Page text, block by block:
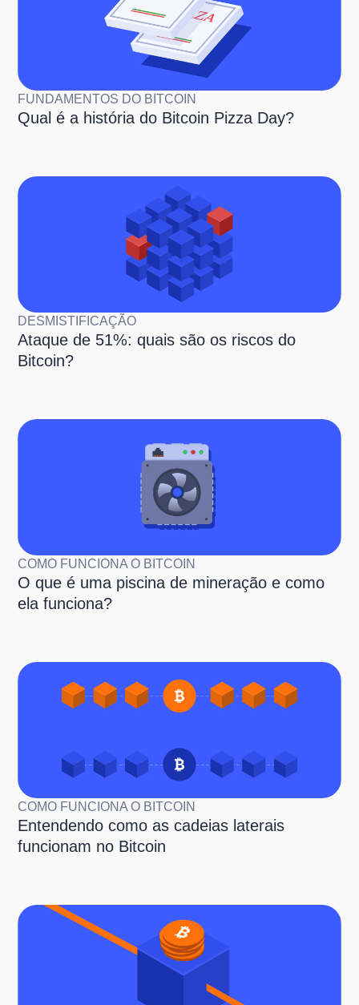
FUNDAMENTOS DO BITCOIN
Qual é a história do Bitcoin Pizza Day?
DESMISTIFICAÇÃO
Ataque de 51%: quais são os riscos do
Bitcoin?
COMO FUNCIONA O BITCOIN
O que é uma piscina de mineração e como
ela funciona?
COMO FUNCIONA O BITCOIN
Entendendo como as cadeias laterais
funcionam no Bitcoin